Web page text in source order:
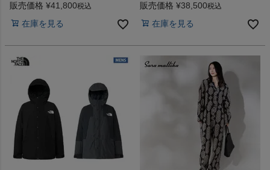
販売価格 ¥41,800税込
在庫を見る
販売価格 ¥38,500税込
在庫を見る